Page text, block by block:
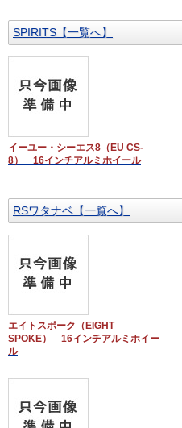
SPIRITS【一覧へ】
イーユー・シーエス8（EU CS-
8） 16インチアルミホイール
RSワタナベ【一覧へ】
エイトスポーク（EIGHT
SPOKE） 16インチアルミホイー
ル